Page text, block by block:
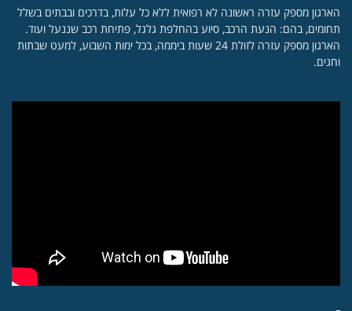
הארגון מספק עזרה ראשונה לא רפואית ללא כל עלות, בדרכים ובבתים בשלל
תחומים, בהם: הנעת הרכב, סיוע בהחלפת גלגל, פתיחת רכב שננעל ועוד.
הארגון מספק עזרה לזולת 24 שעות ביממה, בכל ימות השבוע, למעט שבתות
וחגים.